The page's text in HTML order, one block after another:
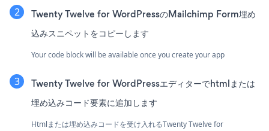
Twenty Twelve for WordPressのMailchimp Form埋め
込みスニペットをコピーします
Your code block will be available once you create your app
Twenty Twelve for WordPressエディターでhtmlまたは
埋め込みコード要素に追加します
Htmlまたは埋め込みコードを受け入れるTwenty Twelve for